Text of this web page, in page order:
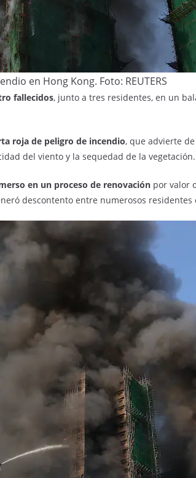
en Hong Kong. Foto: REUTERS
fallecidos, junto a tres residentes, en un
roja de peligro de incendio, que advierte
del viento y la sequedad de la vegetación.
en un proceso de renovación por valor
descontento entre numerosos residentes